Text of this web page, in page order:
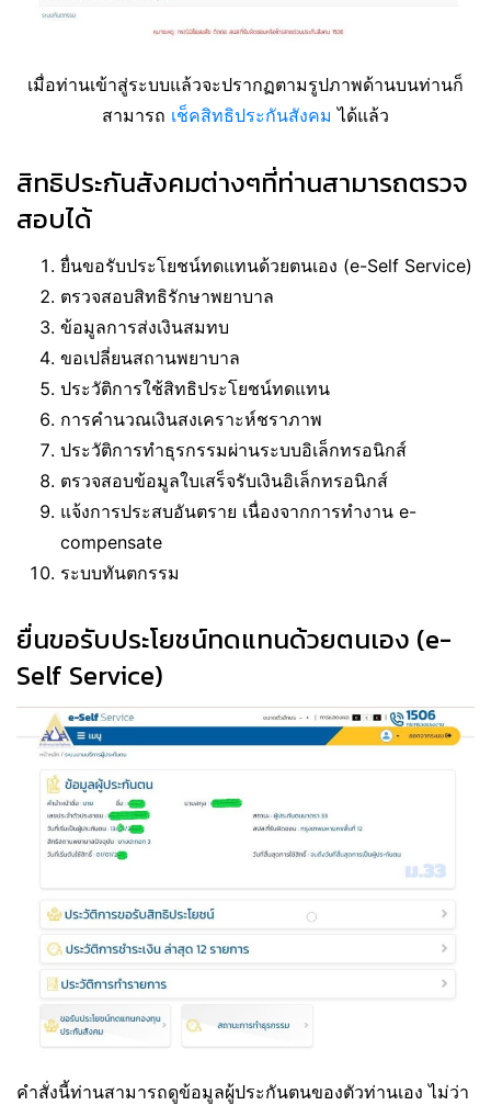
เมื่อท่านเข้าสู่ระบบแล้วจะปรากฏตามรูปภาพด้านบนท่านก็
สามารถ เช็คสิทธิประกันสังคม ได้แล้ว
สิทธิประกันสังคมต่างๆที่ท่านสามารถตรวจ
สอบได้
ยื่นขอรับประโยชน์ทดแทนด้วยตนเอง (e-Self Service)
ตรวจสอบสิทธิรักษาพยาบาล
ข้อมูลการส่งเงินสมทบ
ขอเปลี่ยนสถานพยาบาล
ประวัติการใช้สิทธิประโยชน์ทดแทน
การคำนวณเงินสงเคราะห์ชราภาพ
ประวัติการทำธุรกรรมผ่านระบบอิเล็กทรอนิกส์
ตรวจสอบข้อมูลใบเสร็จรับเงินอิเล็กทรอนิกส์
แจ้งการประสบอันตราย เนื่องจากการทำงาน e-
compensate
ระบบทันตกรรม
ยื่นขอรับประโยชน์ทดแทนด้วยตนเอง (e-
Self Service)
คำสั่งนี้ท่านสามารถดูข้อมูลผู้ประกันตนของตัวท่านเอง ไม่ว่า